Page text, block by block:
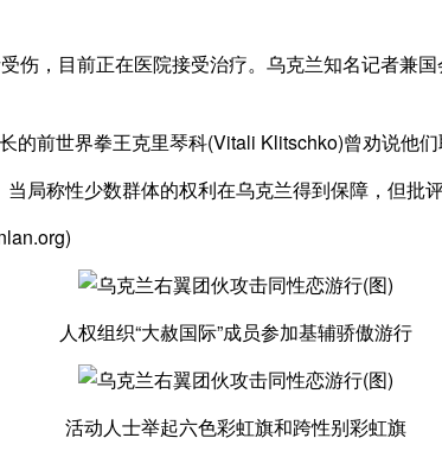
，目前正在医院接受治疗。乌克兰知名记者兼
世界拳王克里琴科(Vitali Klitschko)曾劝说他们
称性少数群体的权利在乌克兰得到保障，但批
人权组织“大赦国际”成员参加基辅骄傲游行
活动人士举起六色彩虹旗和跨性别彩虹旗